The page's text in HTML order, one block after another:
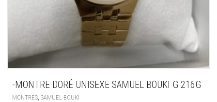
-MONTRE DORÉ UNISEXE SAMUEL BOUKI G 216G
MONTRES SAMUEL BOUKI